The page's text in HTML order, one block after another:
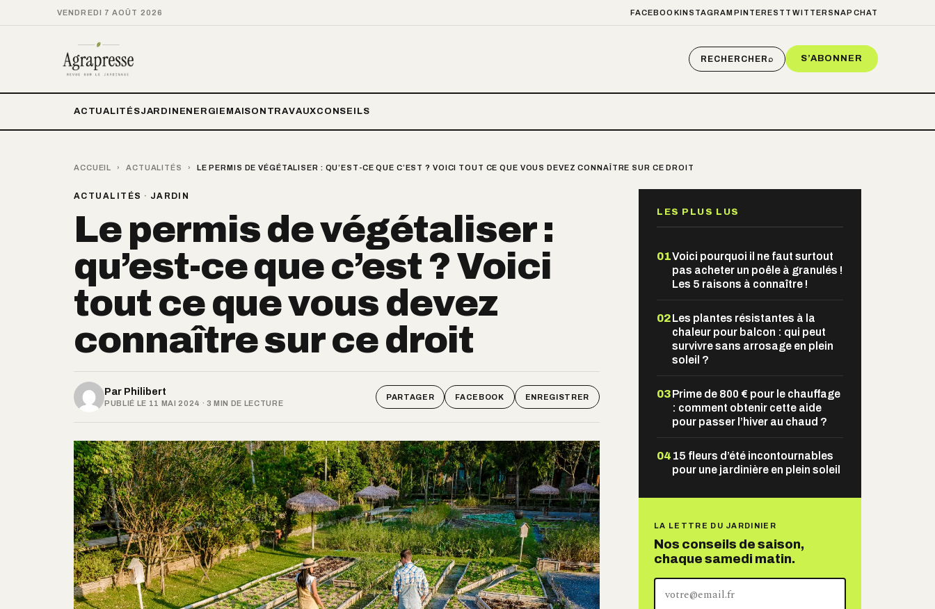
VENDREDI 7 AOÛT 2026 FACEBOOKINSTAGRAM PINTEREST TWITTER SNAPCHAT
RECHERCHER⌕ S’ABONNER
ACTUALITÉSJARDIN ENERGIE MAISON TRAVAUXCONSEILS
ACCUEIL › ACTUALITÉS › LE PERMIS DE VÉGÉTALISER : QU’EST-CE QUE C’EST ? VOICI TOUT CE QUE VOUS DEVEZ CONNAÎTRE SUR CE DROIT
ACTUALITÉS · JARDIN
Le permis de végétaliser :
qu’est-ce que c’est ? Voici
tout ce que vous devez
connaître sur ce droit
Par Philibert
PUBLIÉ LE 11 MAI 2024 · 3 MIN DE LECTURE
PARTAGER FACEBOOK ENREGISTRER
LES PLUS LUS
01Voici pourquoi il ne faut surtout
pas acheter un poêle à granulés !
Les 5 raisons à connaître !
02Les plantes résistantes à la
chaleur pour balcon : qui peut
survivre sans arrosage en plein
soleil ?
03Prime de 800 € pour le chauffage
: comment obtenir cette aide
pour passer l’hiver au chaud ?
04 15 fleurs d’été incontournables
pour une jardinière en plein soleil
LA LETTRE DU JARDINIER
Nos conseils de saison,
chaque samedi matin.